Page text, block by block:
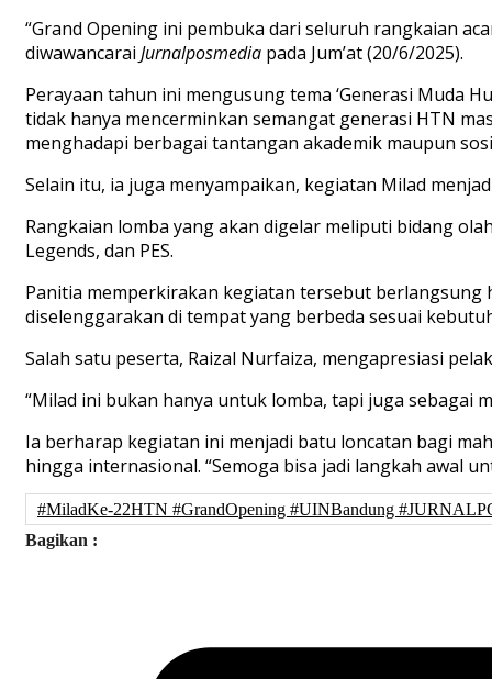
“Grand Opening ini pembuka dari seluruh rangkaian
diwawancarai Jurnalposmedia pada Jum’at (20/6/2025).
Perayaan tahun ini mengusung tema ‘Generasi Muda
tidak hanya mencerminkan semangat generasi HTN
menghadapi berbagai tantangan akademik maupun
Selain itu, ia juga menyampaikan, kegiatan Milad
Rangkaian lomba yang akan digelar meliputi bidang
Legends, dan PES.
Panitia memperkirakan kegiatan tersebut berlangsung
diselenggarakan di tempat yang berbeda sesuai
Salah satu peserta, Raizal Nurfaiza, mengapresiasi
“Milad ini bukan hanya untuk lomba, tapi juga sebagai
Ia berharap kegiatan ini menjadi batu loncatan bagi
hingga internasional. “Semoga bisa jadi langkah awal
#MiladKe-22HTN #GrandOpening #UINBandung
Bagikan :